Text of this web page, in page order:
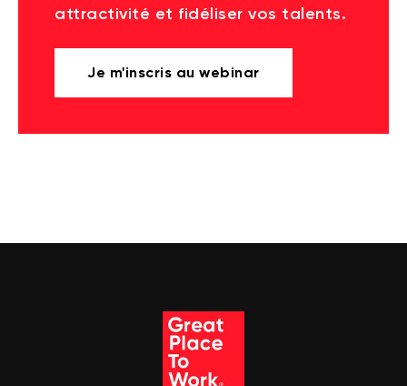
attractivité et fidéliser vos talents.
Je m'inscris au webinar